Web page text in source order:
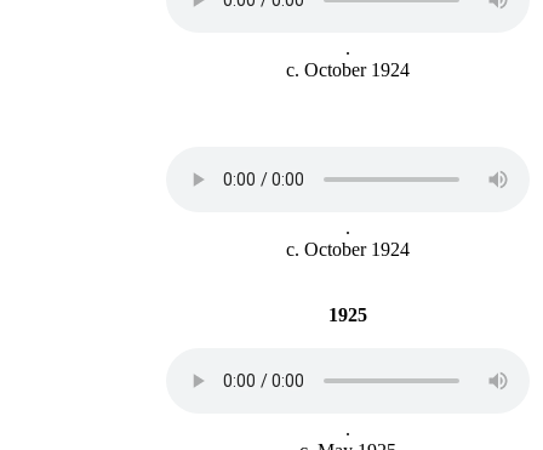
.
c. October 1924
.
c. October 1924
1925
.